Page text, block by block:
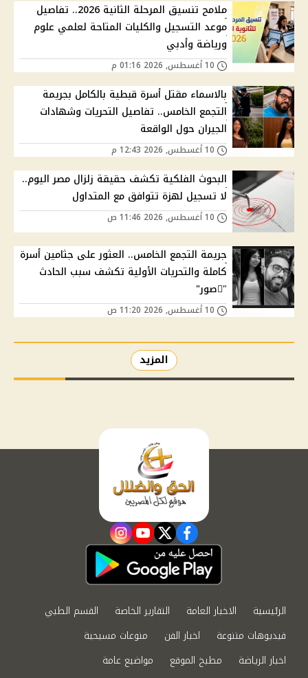
ملامح تنسيق المرحلة الثانية 2026.. تفاصيل
موعد التسجيل والكليات المتاحة لعلمي علوم
ورياضة وأدبي
بالاسماء مقتل أسرة قبطية بالكامل بجريمة
التجمع الخامس.. تفاصيل التحريات وشهادات
الجيران حول الواقعة
البحوث الفلكية تكشف حقيقة زلزال مصر اليوم..
لا تسجيل لهزة تتوافق مع المتداول
جريمة التجمع الخامس.. العثور على جثامين أسرة
كاملة والتحريات الأولية تكشف سبب الحادث
"ًصور"
المزيد
facebook
twitter
youtube
instagram
الرئيسية الاخبار العامة التقارير الخاصة
القسم الطبي
فيديوهات متنوعة
اخبار الفن
منوعات مسيحية
اخبار الرياضة
مطبخ الموقع
مواضيع عامة